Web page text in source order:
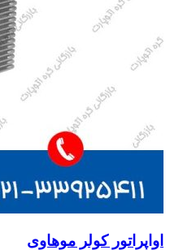
اواپراتور کولر موهاوی